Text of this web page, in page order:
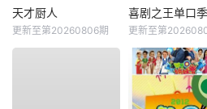
天才厨人
更新至第20260806期 更新至第